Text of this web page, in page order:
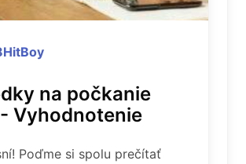
na počkanie
Vyhodnotenie
Poďme si spolu prečítať